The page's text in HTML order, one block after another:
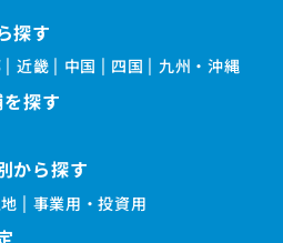
探す
近畿 中国 四国 九州・沖縄
探す
から探す
事業用・投資用